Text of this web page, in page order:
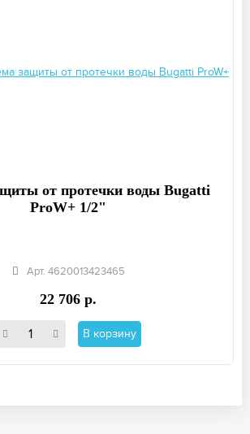
от протечки воды Bugatti
ProW+ 1/2"
Арт. 4620013423465
22 706 р.
В корзину